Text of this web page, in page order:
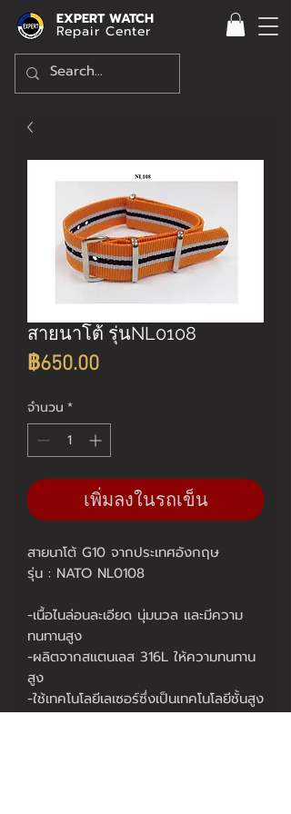
EXPERT WATCH
Repair Center
สายนาโต้ รุ่นNL0108
฿650.00ราคา
จำนวน *
เพิ่มลงในรถเข็น
สายนาโต้ G10 จากประเทศอังกฤษ
รุ่น : NATO NL0108
-เนื้อไนล่อนละเอียด นุ่มนวล และมีความ
ทนทานสูง
-ผลิตจากสแตนเลส 316L ให้ความทนทาน
สูง
-ใช้เทคโนโลยีเลเซอร์ซึ่งเป็นเทคโนโลยีชั้นสูง